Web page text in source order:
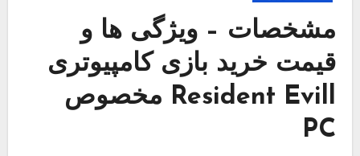
مشخصات – ویژگی ها و
قیمت خرید بازی کامپیوتری
Resident Evill مخصوص
PC